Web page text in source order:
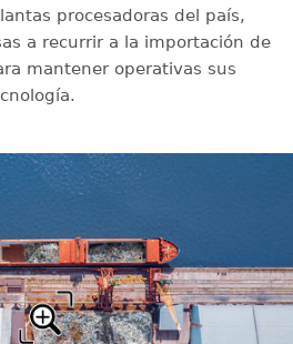
procesadoras del país,
a recurrir a la importación de
mantener operativas sus